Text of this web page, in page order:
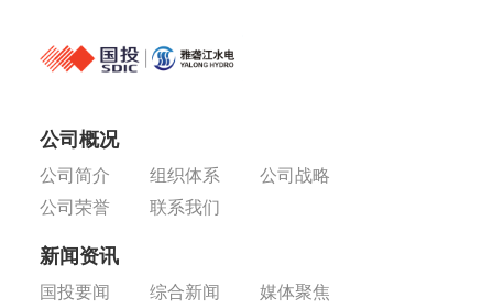
公司概况
公司简介 组织体系
公司战略
公司荣誉
联系我们
新闻资讯
国投要闻 综合新闻
媒体聚焦